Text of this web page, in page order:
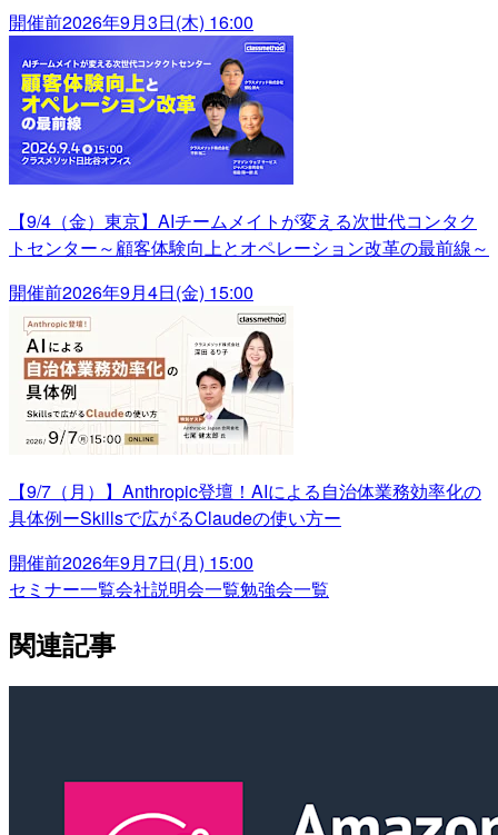
開催前2026年9月3日(木) 16:00
【9/4（金）東京】AIチームメイトが変える次世代コンタク
トセンター～顧客体験向上とオペレーション改革の最前線～
開催前2026年9月4日(金) 15:00
【9/7（月）】Anthropic登壇！AIによる自治体業務効率化の
具体例ーSkillsで広がるClaudeの使い方ー
開催前2026年9月7日(月) 15:00
セミナー一覧会社説明会一覧勉強会一覧
関連記事